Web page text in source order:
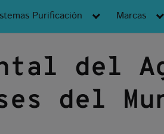
Purificación Marcas
del
del